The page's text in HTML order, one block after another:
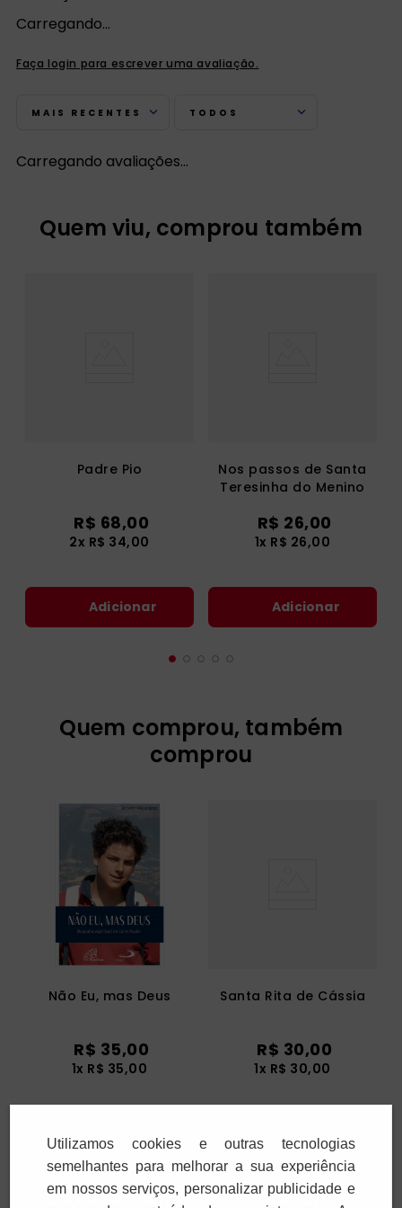
Carregando…
Faça login para escrever uma avaliação.
MAIS RECENTES TODOS
Carregando avaliações…
Quem viu, comprou também
Padre Pio
R$ 68,00
2x R$ 34,00
Adicionar
Nos passos de Santa
Teresinha do Menino
R$ 26,00
1x R$ 26,00
Adicionar
Quem comprou, também
comprou
Não Eu, mas Deus
R$ 35,00
1x R$ 35,00
Santa Rita de Cássia
R$ 30,00
1x R$ 30,00
Utilizamos cookies e outras tecnologias
semelhantes para melhorar a sua experiência
em nossos serviços, personalizar publicidade e